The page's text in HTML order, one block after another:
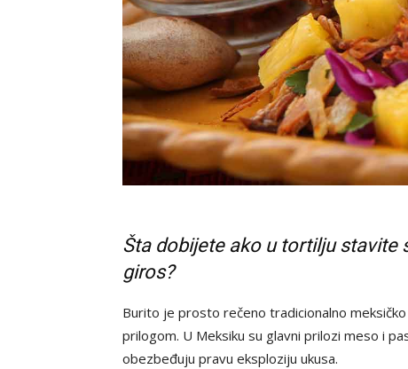
Šta dobijete ako u tortilju stavite
giros?
Burito je prosto rečeno tradicionalno
prilogom. U Meksiku su glavni prilozi meso i
obezbeđuju pravu eksploziju ukusa.